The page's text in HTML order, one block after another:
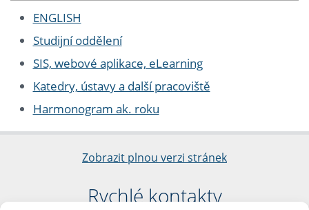
ENGLISH
Studijní oddělení
SIS, webové aplikace, eLearning
Katedry, ústavy a další pracoviště
Harmonogram ak. roku
Zobrazit plnou verzi stránek
Rychlé kontakty